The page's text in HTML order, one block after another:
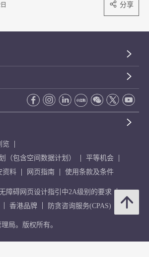
分享
览
（包含空间数据计划）
平等机会
资料 网页指南 使用条款及条件
障碍网页设计指引中2A级别的要求
香港品牌 防贪咨询服务(CPAS)
局。版权所有。